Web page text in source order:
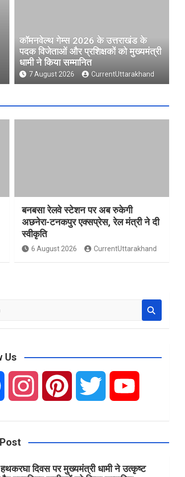
और
मुख्यमंत्री धामी ने
University
कॉमनवेल्थ गेम्स 2026 के उत्तराखंड के
पदक विजेताओं और प्रशिक्षकों को मुख्यमंत्री
धामी ने किया सम्मानित
7 August 2026 CurrentUttarakhand
बनबसा रेलवे स्टेशन पर अब रुकेगी
अछनेरा-टनकपुर एक्सप्रेस, रेल मंत्री ने दी
स्वीकृति
6 August 2026 CurrentUttarakhand
Us
c s n i u
हथकरघा दिवस पर मुख्यमंत्री धामी ने उत्कृष्ट